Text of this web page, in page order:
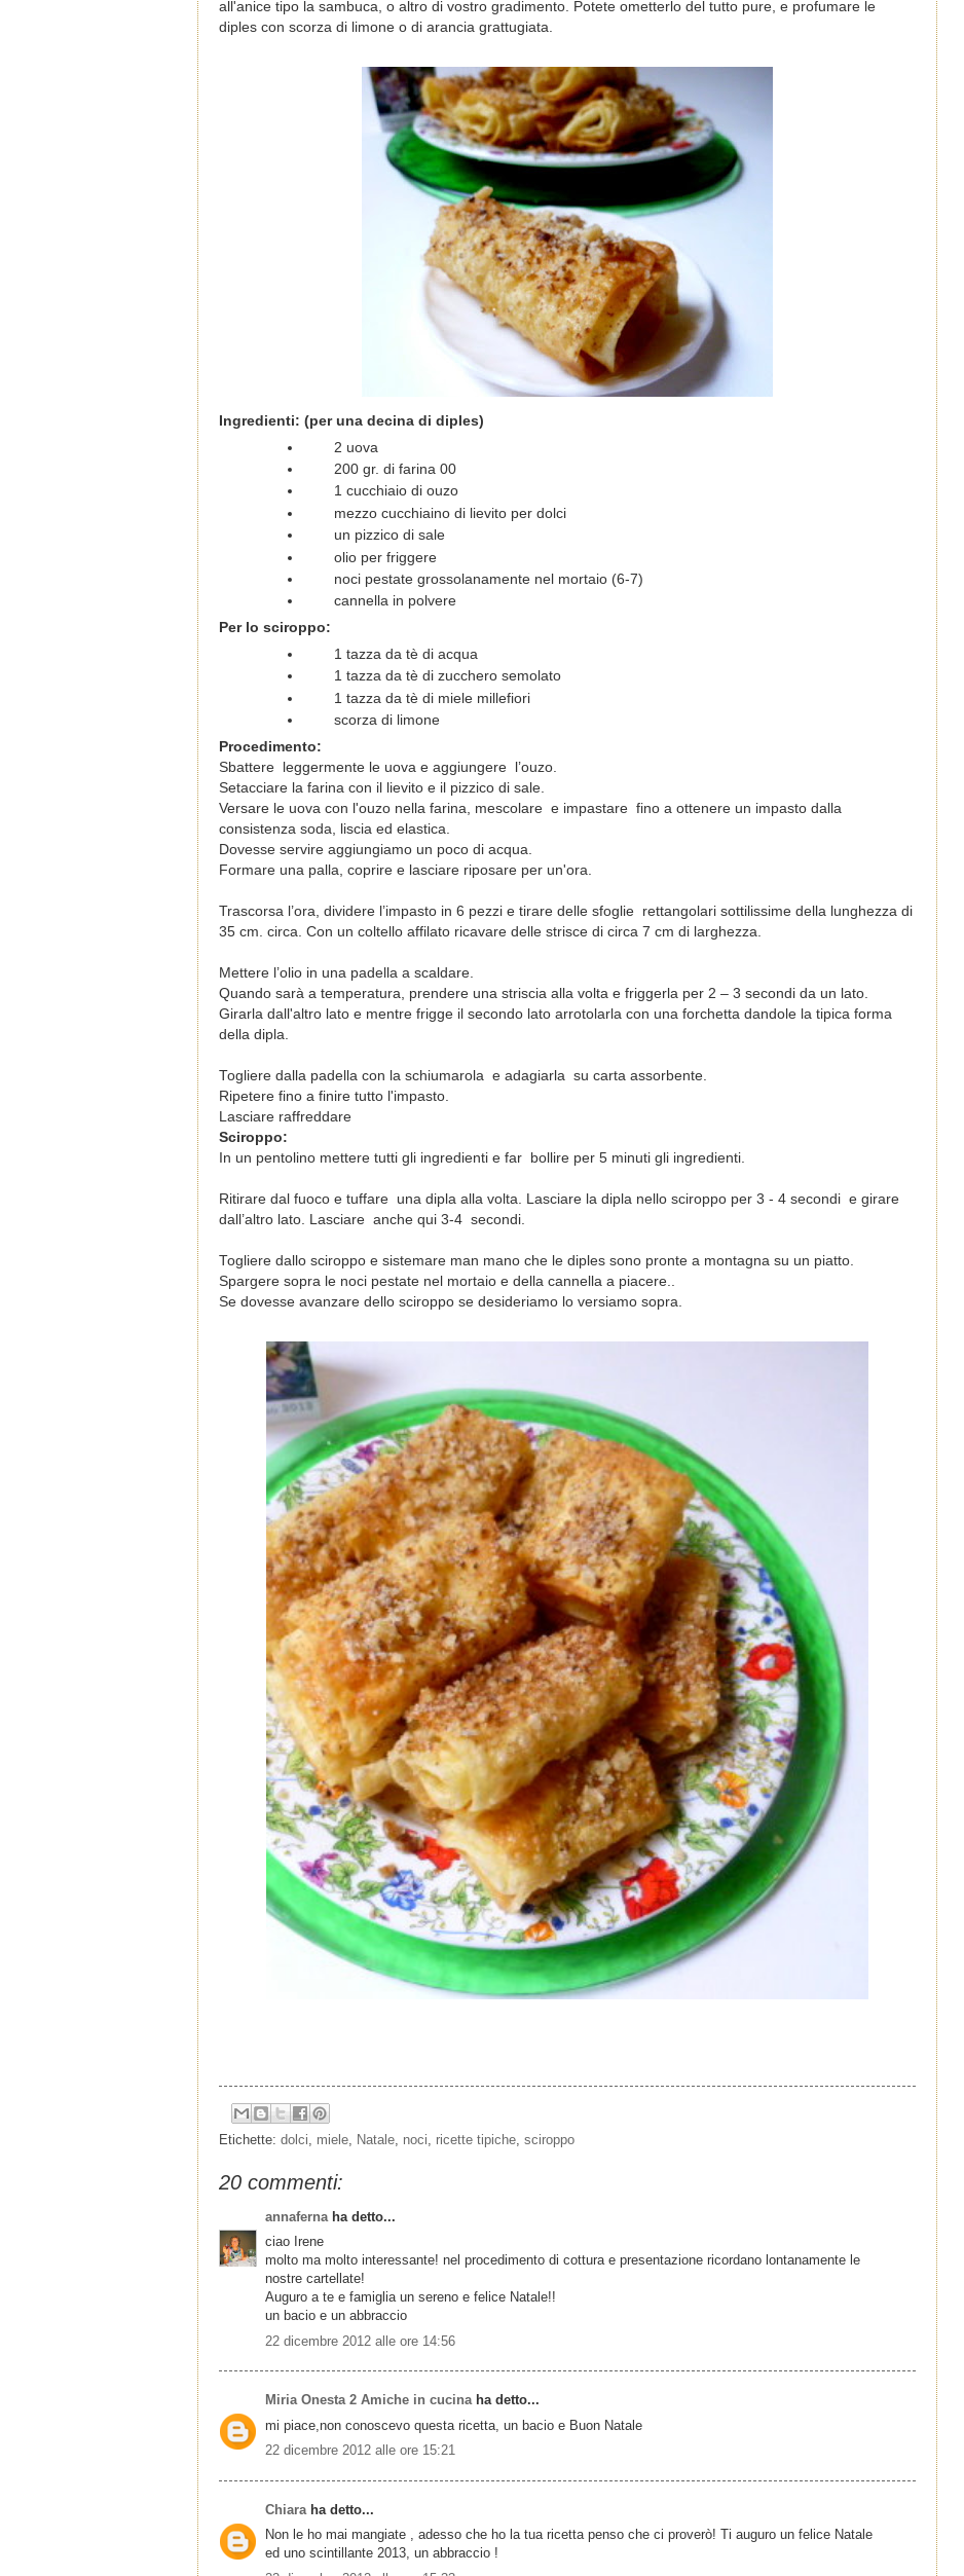
all'anice tipo la sambuca, o altro di vostro gradimento. Potete ometterlo del tutto pure, e profumare le
diples con scorza di limone o di arancia grattugiata.
Ingredienti: (per una decina di diples)
2 uova
200 gr. di farina 00
1 cucchiaio di ouzo
mezzo cucchiaino di lievito per dolci
un pizzico di sale
olio per friggere
noci pestate grossolanamente nel mortaio (6-7)
cannella in polvere
Per lo sciroppo:
1 tazza da tè di acqua
1 tazza da tè di zucchero semolato
1 tazza da tè di miele millefiori
scorza di limone
Procedimento:
Sbattere leggermente le uova e aggiungere l’ouzo.
Setacciare la farina con il lievito e il pizzico di sale.
Versare le uova con l'ouzo nella farina, mescolare e impastare fino a ottenere un impasto dalla
consistenza soda, liscia ed elastica.
Dovesse servire aggiungiamo un poco di acqua.
Formare una palla, coprire e lasciare riposare per un'ora.
Trascorsa l’ora, dividere l’impasto in 6 pezzi e tirare delle sfoglie rettangolari sottilissime della lunghezza di
35 cm. circa. Con un coltello affilato ricavare delle strisce di circa 7 cm di larghezza.
Mettere l’olio in una padella a scaldare.
Quando sarà a temperatura, prendere una striscia alla volta e friggerla per 2 – 3 secondi da un lato.
Girarla dall'altro lato e mentre frigge il secondo lato arrotolarla con una forchetta dandole la tipica forma
della dipla.
Togliere dalla padella con la schiumarola e adagiarla su carta assorbente.
Ripetere fino a finire tutto l'impasto.
Lasciare raffreddare
Sciroppo:
In un pentolino mettere tutti gli ingredienti e far bollire per 5 minuti gli ingredienti.
Ritirare dal fuoco e tuffare una dipla alla volta. Lasciare la dipla nello sciroppo per 3 - 4 secondi e girare
dall’altro lato. Lasciare anche qui 3-4 secondi.
Togliere dallo sciroppo e sistemare man mano che le diples sono pronte a montagna su un piatto.
Spargere sopra le noci pestate nel mortaio e della cannella a piacere..
Se dovesse avanzare dello sciroppo se desideriamo lo versiamo sopra.
Etichette: dolci, miele, Natale, noci, ricette tipiche, sciroppo
20 commenti:
annaferna ha detto...
ciao Irene
molto ma molto interessante! nel procedimento di cottura e presentazione ricordano lontanamente le
nostre cartellate!
Auguro a te e famiglia un sereno e felice Natale!!
un bacio e un abbraccio
22 dicembre 2012 alle ore 14:56
Miria Onesta 2 Amiche in cucinaha detto...
mi piace,non conoscevo questa ricetta, un bacio e Buon Natale
22 dicembre 2012 alle ore 15:21
Chiara ha detto...
Non le ho mai mangiate , adesso che ho la tua ricetta penso che ci proverò! Ti auguro un felice Natale
ed uno scintillante 2013, un abbraccio !